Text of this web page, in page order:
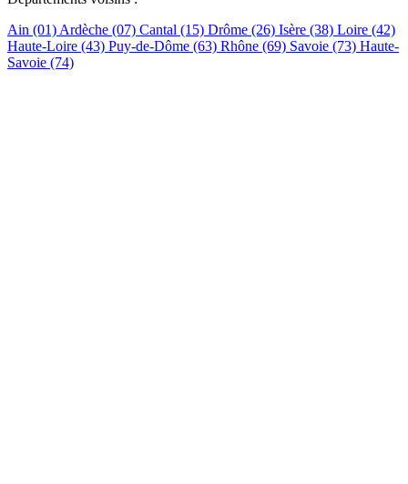
Ain (01) Ardèche (07) Cantal (15) Drôme (26) Isère (38) Loire (42)
Haute-Loire (43) Puy-de-Dôme (63) Rhône (69) Savoie (73) Haute-
Savoie (74)